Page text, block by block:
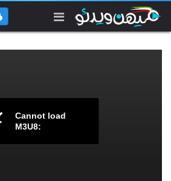
Cannot load
M3U8: